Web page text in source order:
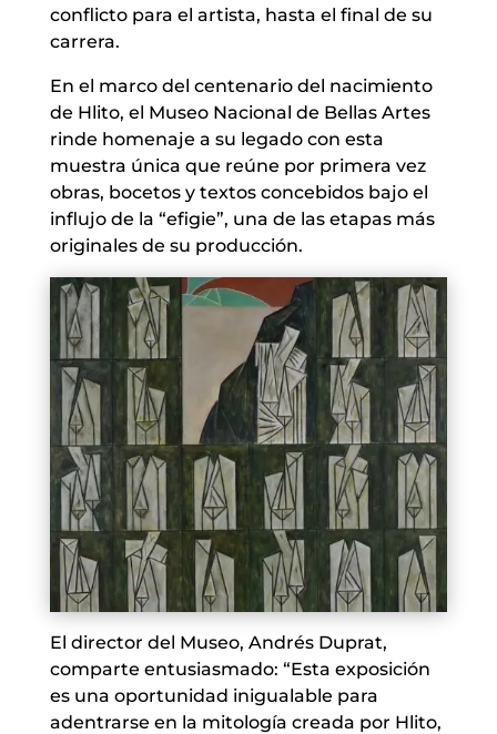
conflicto para el artista, hasta el final de su
carrera.
En el marco del centenario del nacimiento
de Hlito, el Museo Nacional de Bellas Artes
rinde homenaje a su legado con esta
muestra única que reúne por primera vez
obras, bocetos y textos concebidos bajo el
influjo de la “efigie”, una de las etapas más
originales de su producción.
El director del Museo, Andrés Duprat,
comparte entusiasmado: “Esta exposición
es una oportunidad inigualable para
adentrarse en la mitología creada por Hlito,